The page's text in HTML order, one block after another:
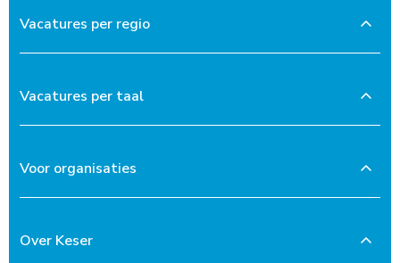
Vacatures per regio
Vacatures per taal
Voor organisaties
Over Keser